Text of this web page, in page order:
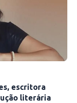
escritora
literária